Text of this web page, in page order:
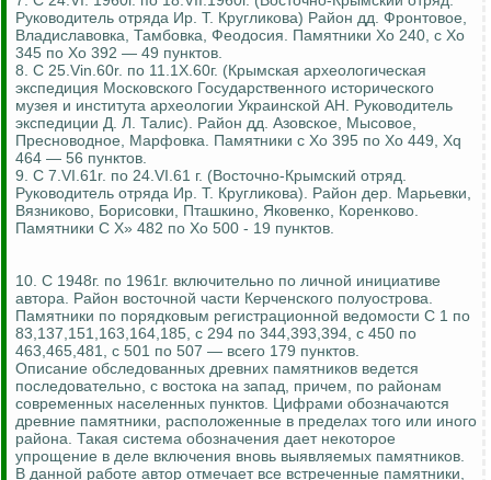
Руководитель отряда Ир. Т. Кругликова) Район дд. Фронтовое,
Владиславовка, Тамбовка, Феодосия. Памятники Хо 240, с Хо
345 по Хо 392 — 49 пунктов.
8. С 25.Vin.60r. по 11.1Х.60г. (Крымская археологическая
экспедиция Московского Государственного исторического
музея и института археологии Украинской АН. Руководитель
экспедиции Д. Л. Талис). Район дд. Азовское, Мысовое,
Пресноводное, Марфовка. Памятники с Хо 395 по Хо 449, Xq
464 — 56 пунктов.
9. С 7.VI.61r. по 24.VI.61 г. (Восточно-Крымский отряд.
Руководитель отряда Ир. Т. Кругликова). Район дер. Марьевки,
Вязниково, Борисовки, Пташкино, Яковенко, Коренково.
Памятники С Х» 482 по Хо 500 - 19 пунктов.
10. С 1948г. по 1961г. включительно по личной инициативе
автора. Район восточной части Керченского полуострова.
Памятники по порядковым регистрационной ведомости С 1 по
83,137,151,163,164,185, с 294 по 344,393,394, с 450 по
463,465,481, с 501 по 507 — всего 179 пунктов.
Описание обследованных древних памятников ведется
последовательно, с востока на запад, причем, по районам
современных населенных пунктов. Цифрами обозначаются
древние памятники, расположенные в пределах того или иного
района. Такая система обозначения дает некоторое
упрощение в деле включения вновь выявляемых памятников.
В данной работе автор отмечает все встреченные памятники,